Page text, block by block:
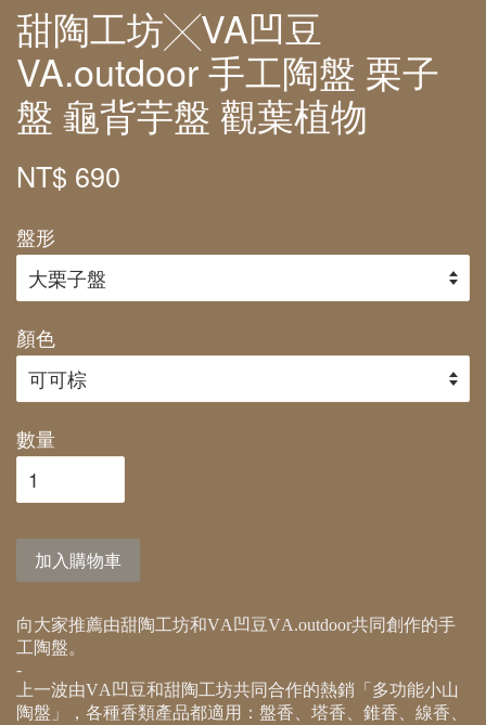
甜陶工坊╳VA凹豆
VA.outdoor 手工陶盤 栗子
盤 龜背芋盤 觀葉植物
NT$ 690
盤形
顏色
數量
加入購物車
向大家推薦由甜陶工坊和VA 凹豆VA.outdoor共同創作的手
工陶盤。
-
上一波由VA 凹豆和甜陶工坊共同合作的熱銷「多功能小山
陶盤」，各種香類產品都適用：盤香、塔香、錐香、線香、